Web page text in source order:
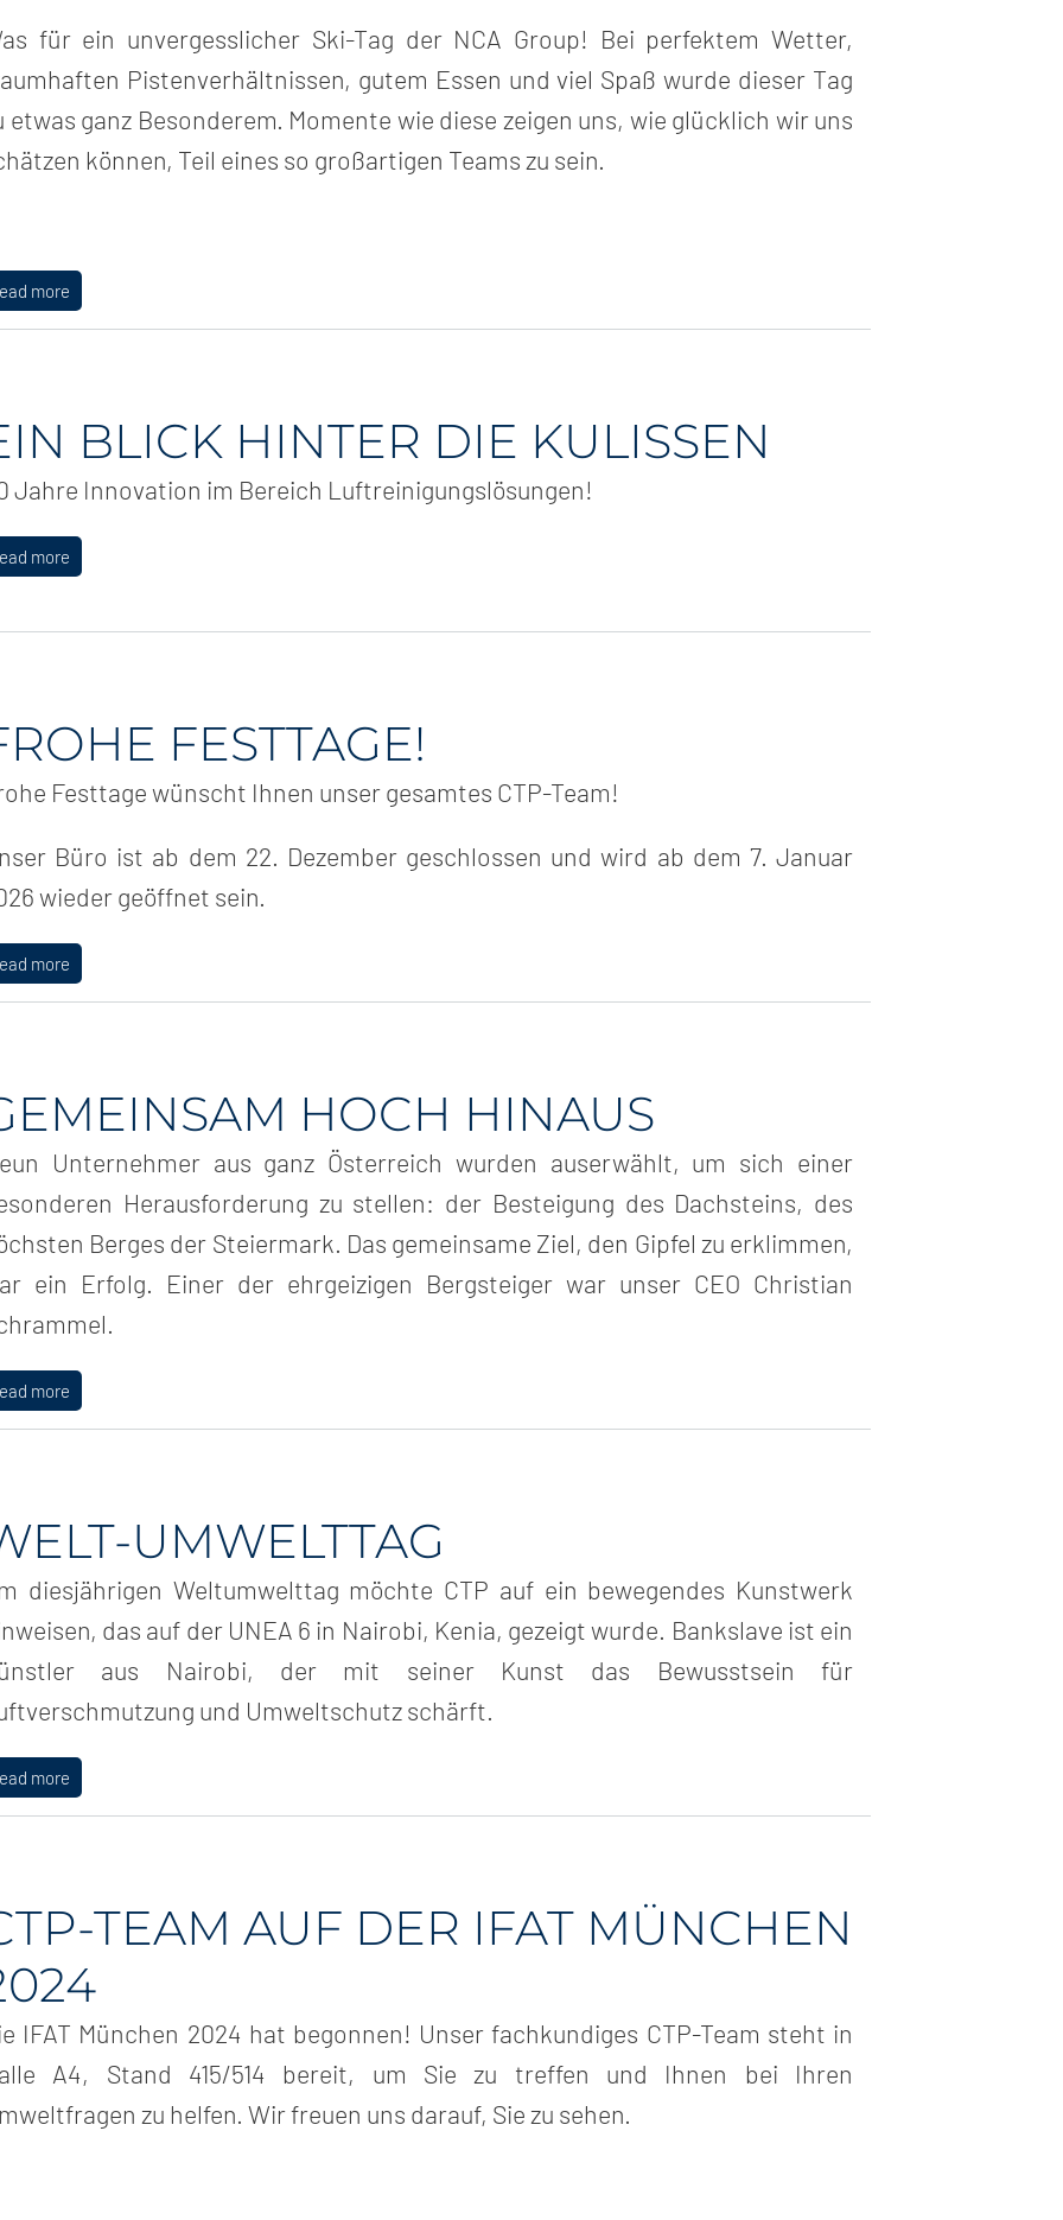
für ein unvergesslicher Ski-Tag der NCA Group! Bei perfektem Wetter,
Pistenverhältnissen, gutem Essen und viel Spaß wurde dieser Tag
etwas ganz Besonderem. Momente wie diese zeigen uns, wie glücklich wir uns
können, Teil eines so großartigen Teams zu sein.
more
BLICK HINTER DIE KULISSEN
Jahre Innovation im Bereich Luftreinigungslösungen!
more
FESTTAGE!
Festtage wünscht Ihnen unser gesamtes CTP-Team!
Büro ist ab dem 22. Dezember geschlossen und wird ab dem 7. Januar
wieder geöffnet sein.
more
HOCH HINAUS
Unternehmer aus ganz Österreich wurden auserwählt, um sich einer
Herausforderung zu stellen: der Besteigung des Dachsteins, des
Berges der Steiermark. Das gemeinsame Ziel, den Gipfel zu erklimmen,
ein Erfolg. Einer der ehrgeizigen Bergsteiger war unser CEO Christian
more
UMWELTTAG
diesjährigen Weltumwelttag möchte CTP auf ein bewegendes Kunstwerk
das auf der UNEA 6 in Nairobi, Kenia, gezeigt wurde. Bankslave ist ein
aus Nairobi, der mit seiner Kunst das Bewusstsein für
und Umweltschutz schärft.
more
TEAM AUF DER IFAT MÜNCHEN
IFAT München 2024 hat begonnen! Unser fachkundiges CTP-Team steht in
A4, Stand 415/514 bereit, um Sie zu treffen und Ihnen bei Ihren
zu helfen. Wir freuen uns darauf, Sie zu sehen.